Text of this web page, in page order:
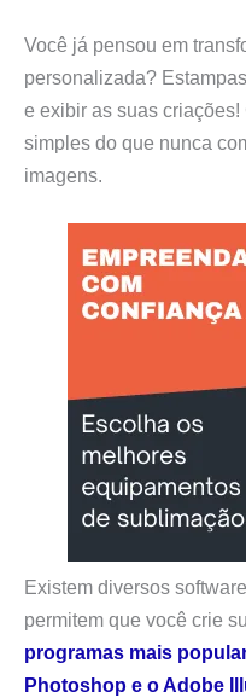
Você já pensou em
personalizada?
e exibir as suas
simples do que nunca
imagens.
Existem diversos
permitem que você crie
programas mais
Photoshop e o Adobe